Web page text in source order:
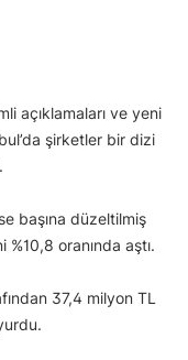
açıklamaları ve yeni
şirketler bir dizi
başına düzeltilmiş
oranında aştı.
37,4 milyon TL